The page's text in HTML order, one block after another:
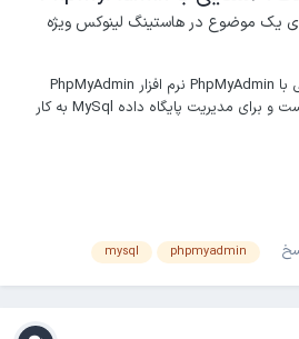
یک موضوع در هاستینگ لینوکس ویژه
PhpMyAdmin چیست؟ آشنایی با PhpMyAdmin نرم افزار PhpMyAdmin
توسط زبان PHP نوشته شده است و برای مدیریت پایگاه داده MySql به کار
می‌تواند وظایفی مانند ایجاد تغییر و
phpmyadmin
mysql